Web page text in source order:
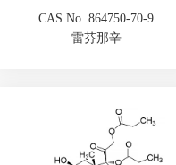
CAS No. 864750-70-9
雷芬那辛